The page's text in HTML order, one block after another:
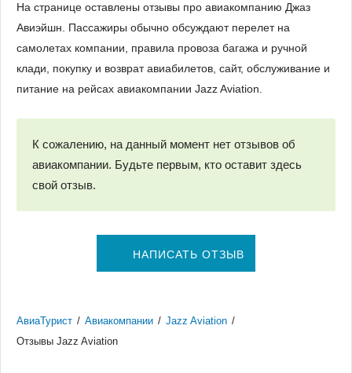
На странице оставлены отзывы про авиакомпанию Джаз
Авиэйшн. Пассажиры обычно обсуждают перелет на
самолетах компании, правила провоза багажа и ручной
клади, покупку и возврат авиабилетов, сайт, обслуживание и
питание на рейсах авиакомпании Jazz Aviation.
К сожалению, на данный момент нет отзывов об
авиакомпании. Будьте первым, кто оставит здесь
свой отзыв.
НАПИСАТЬ ОТЗЫВ
АвиаТурист / Авиакомпании / Jazz Aviation /
Отзывы Jazz Aviation